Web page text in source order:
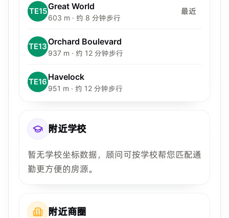
TE15Great World
603 m · 约 8 分钟步行
最近
TE13Orchard Boulevard
937 m · 约 12 分钟步行
TE16 Havelock
951 m · 约 12 分钟步行
附近学校
暂无学校坐标数据，顾问可按学校帮您匹配通
勤更方便的房源。
附近商圈